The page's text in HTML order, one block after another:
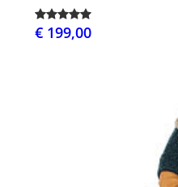
€ 199,00